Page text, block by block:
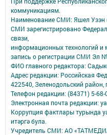
коммуникациям.
Наименование СМИ: Яшел Узэн
СМИ зарегистрировано
связи,
информационных технологий и
запись о регистрации СМИ Эл
ФИО главного редактора:
Адрес редакции: Российская
422540, Зеленодольский район,
Телефон редакции: (84371) 5-68-
Электронная почта редакции:
Коррупция фактлары турында
итәргә була.
Учредитель СМИ: АО